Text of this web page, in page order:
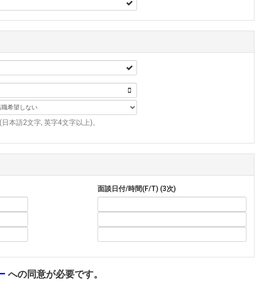
本語2文字, 英字4文字以上)。
面談日付/時間(F/T) (3次)
への同意が必要です。